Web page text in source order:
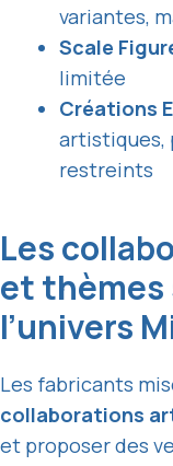
variantes,
Scale
limitée
Créations
artistiques,
restreints
Les
et thèmes
l’univers
Les fabricants
collaborations
et proposer des